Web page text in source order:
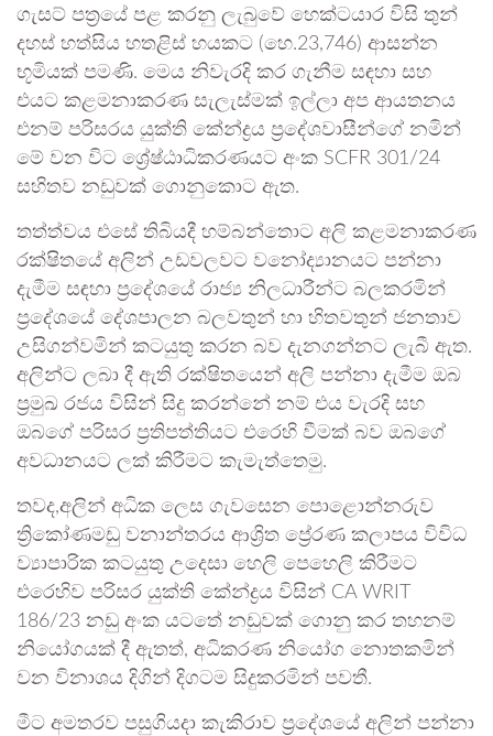
ගැසට් පත්‍රයේ පළ කරනු ලැබුවේ හෙක්ටයාර විසි තුන්
දහස් හත්සිය හතළිස් හයකට (හෙ.23,746) ආසන්න
භූමියක් පමණි. මෙය නිවැරදි කර ගැනීම සඳහා සහ
එයට කළමනාකරණ සැලැස්මක් ඉල්ලා අප ආයතනය
එනම් පරිසරය යුක්ති කේන්ද්‍රය ප්‍රදේශවාසීන්ගේ නමින්
මේ වන විට ශ්‍රේෂ්ඨාධිකරණයට අංක SCFR 301/24
සහිතව නඩුවක් ගොනුකොට ඇත.
තත්ත්වය එසේ තිබියදී හම්බන්තොට අලි කළමනාකරණ
රක්ෂිතයේ අලින් උඩවලවට වනෝද්‍යානයට පන්නා
දැමීම සඳහා ප්‍රදේශයේ රාජ්‍ය නිලධාරීන්ට බලකරමින්
ප්‍රදේශයේ දේශපාලන බලවතුන් හා හිතවතුන් ජනතාව
උසිගන්වමින් කටයුතු කරන බව දැනගන්නට ලැබී ඇත.
අලින්ට ලබා දී ඇති රක්ෂිතයෙන් අලි පන්නා දැමීම ඔබ
ප්‍රමුඛ රජය විසින් සිදු කරන්නේ නම් එය වැරදි සහ
ඔබගේ පරිසර ප්‍රතිපත්තියට එරෙහි වීමක් බව ඔබගේ
අවධානයට ලක් කිරීමට කැමැත්තෙමු.
තවද,අලින් අධික ලෙස ගැවසෙන පොළොන්නරුව
ත්‍රිකෝණමඩු වනාන්තරය ආශ්‍රිත ප්‍රේරණ කලාපය විවිධ
ව්‍යාපාරික කටයුතු උදෙසා හෙලි පෙහෙලි කිරීමට
එරෙහිව පරිසර යුක්ති කේන්ද්‍රය විසින් CA WRIT
186/23 නඩු අංක යටතේ නඩුවක් ගොනු කර තහනම්
නියෝගයක් දී ඇතත්, අධිකරණ නියෝග නොතකමින්
වන විනාශය දිගින් දිගටම සිදුකරමින් පවතී.
මීට අමතරව පසුගියදා කැකිරාව ප්‍රදේශයේ අලින් පන්නා